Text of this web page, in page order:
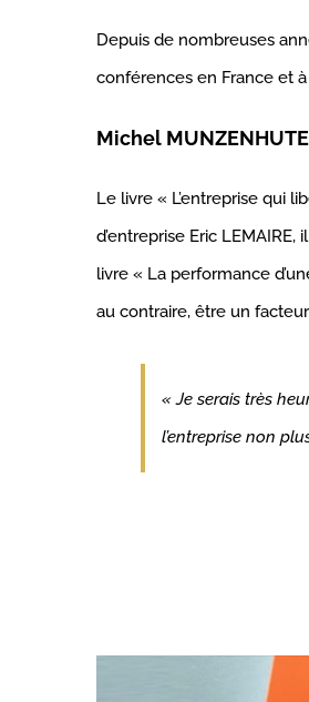
Depuis de nombreuses
conférences en France et
Michel
Le livre « L’entreprise qui
d’entreprise Eric
livre « La performance
au contraire, être un
« Je serais très
l’entreprise non